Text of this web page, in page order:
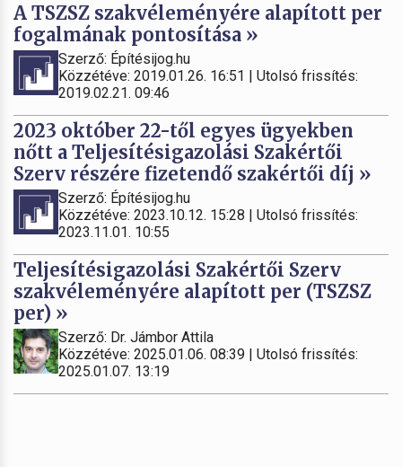
A TSZSZ szakvéleményére alapított per
fogalmának pontosítása »
Szerző: Építésijog.hu
Közzétéve: 2019.01.26. 16:51 | Utolsó frissítés:
2019.02.21. 09:46
2023 október 22-től egyes ügyekben
nőtt a Teljesítésigazolási Szakértői
Szerv részére fizetendő szakértői díj »
Szerző: Építésijog.hu
Közzétéve: 2023.10.12. 15:28 | Utolsó frissítés:
2023.11.01. 10:55
Teljesítésigazolási Szakértői Szerv
szakvéleményére alapított per (TSZSZ
per) »
Szerző: Dr. Jámbor Attila
Közzétéve: 2025.01.06. 08:39 | Utolsó frissítés:
2025.01.07. 13:19